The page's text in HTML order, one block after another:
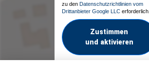
zu den Datenschutzrichtlinien vom
Drittanbieter Google LLC erforderlich.
Zustimmen
und aktivieren